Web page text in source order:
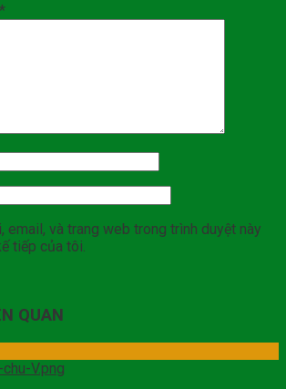
*
email, và trang web trong trình duyệt này
tiếp của tôi.
QUAN